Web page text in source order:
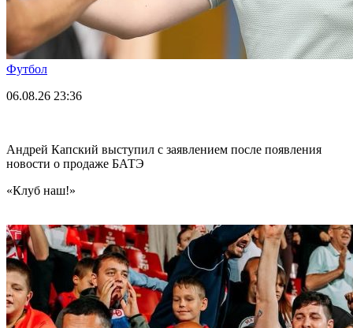
Футбол
06.08.26 23:36
Андрей Капский выступил с заявлением после появления
новости о продаже БАТЭ
«Клуб наш!»